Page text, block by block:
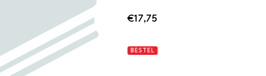
€17,75
Nederlands
BESTEL